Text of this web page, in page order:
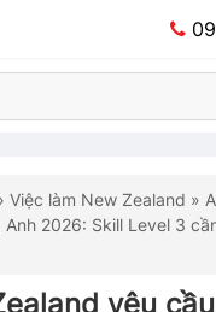
Việc làm New Zealand »
2026: Skill Level 3
yêu